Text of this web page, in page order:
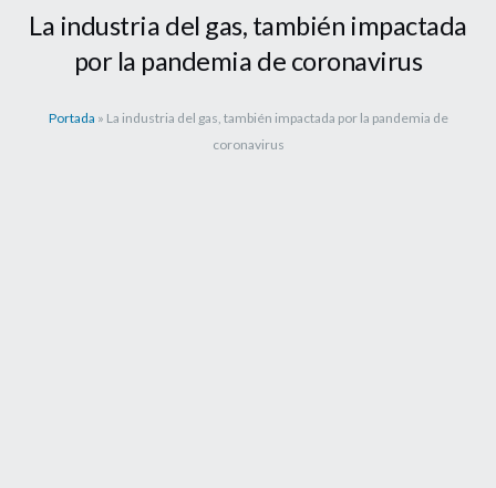
La industria del gas, también impactada
por la pandemia de coronavirus
Portada » La industria del gas, también impactada por la pandemia de
coronavirus